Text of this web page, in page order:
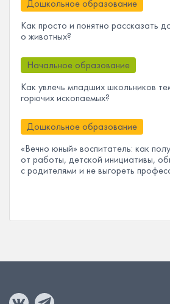
Дошкольное образование
Как просто и понятно рассказать
о животных?
Начальное образование
Как увлечь младших школьников
горючих ископаемых?
Дошкольное образование
«Вечно юный» воспитатель: как
от работы, детской инициативы,
с родителями и не выгореть